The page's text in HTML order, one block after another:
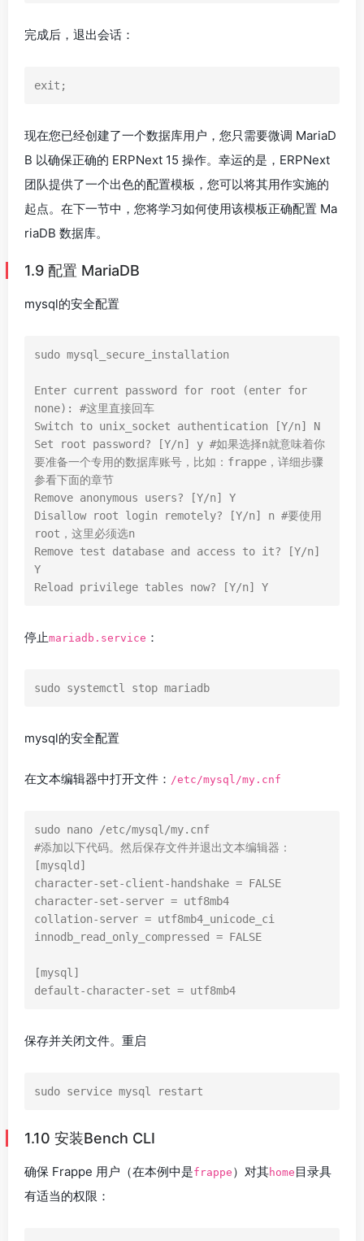
完成后，退出会话：
exit;
现在您已经创建了一个数据库用户，您只需要微调 MariaD
B 以确保正确的 ERPNext 15 操作。幸运的是，ERPNext
团队提供了一个出色的配置模板，您可以将其用作实施的
起点。在下一节中，您将学习如何使用该模板正确配置 Ma
riaDB 数据库。
1.9 配置 MariaDB
mysql的安全配置
sudo mysql_secure_installation
Enter current password for root (enter for
none): #这里直接回车
Switch to unix_socket authentication [Y/n] N
Set root password? [Y/n] y #如果选择n就意味着你
要准备一个专用的数据库账号，比如：frappe，详细步骤
参看下面的章节
Remove anonymous users? [Y/n] Y
Disallow root login remotely? [Y/n] n #要使用
root，这里必须选n
Remove test database and access to it? [Y/n]
Y
Reload privilege tables now? [Y/n] Y
停止mariadb.service ：
sudo systemctl stop mariadb
mysql的安全配置
在文本编辑器中打开文件： /etc/mysql/my.cnf
sudo nano /etc/mysql/my.cnf
#添加以下代码。然后保存文件并退出文本编辑器：
[mysqld]
character-set-client-handshake = FALSE
character-set-server = utf8mb4
collation-server = utf8mb4_unicode_ci
innodb_read_only_compressed = FALSE
[mysql]
default-character-set = utf8mb4
保存并关闭文件。重启
sudo service mysql restart
1.10 安装Bench CLI
确保 Frappe 用户（在本例中是frappe ）对其home 目录具
有适当的权限：